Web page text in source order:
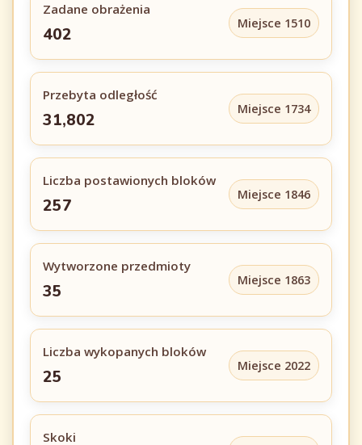
Zadane obrażenia
402
Miejsce 1510
Przebyta odległość
31,802
Miejsce 1734
Liczba postawionych bloków
257
Miejsce 1846
Wytworzone przedmioty
35
Miejsce 1863
Liczba wykopanych bloków
25
Miejsce 2022
Skoki